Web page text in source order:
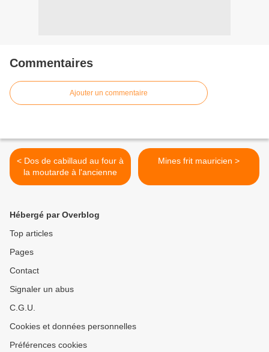
Commentaires
Ajouter un commentaire
< Dos de cabillaud au four à
la moutarde à l'ancienne
Mines frit mauricien >
Hébergé par Overblog
Top articles
Pages
Contact
Signaler un abus
C.G.U.
Cookies et données personnelles
Préférences cookies